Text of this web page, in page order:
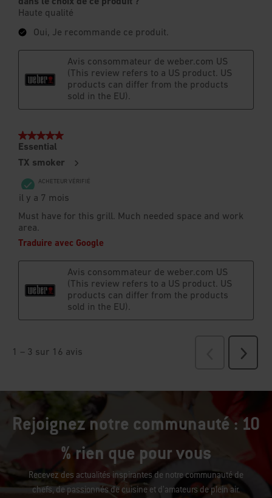
Rejoignez notre communauté : 10
% rien que pour vous
Recevez des actualités inspirantes de notre communauté de
chefs, de passionnés de cuisine et d’amateurs de plein air.